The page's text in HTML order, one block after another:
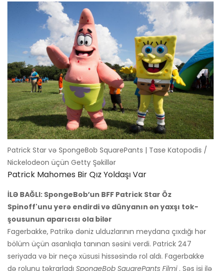
Patrick Star və SpongeBob SquarePants | Tase Katopodis /
Nickelodeon üçün Getty Şəkillər
Patrick Mahomes Bir Qız Yoldaşı Var
İLƏ BAĞLI: SpongeBob’un BFF Patrick Star Öz
Spinoff'unu yerə endirdi və dünyanın ən yaxşı tok-
şousunun aparıcısı ola bilər
Fagerbakke, Patrikə dəniz ulduzlarının meydana çıxdığı hər
bölüm üçün asanlıqla tanınan səsini verdi. Patrick 247
seriyada və bir neçə xüsusi hissəsində rol aldı. Fagerbakke
də rolunu təkrarladı SpongeBob SquarePants Filmi. Səs işi ilə